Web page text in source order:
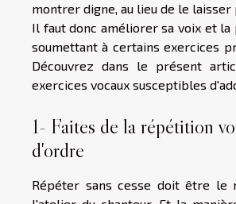
montrer digne, au lieu de le laisser
Il faut donc améliorer sa voix et la
soumettant à certains exercices
Découvrez dans le présent
exercices vocaux susceptibles
1- Faites de la répétition
d'ordre
Répéter sans cesse doit être le